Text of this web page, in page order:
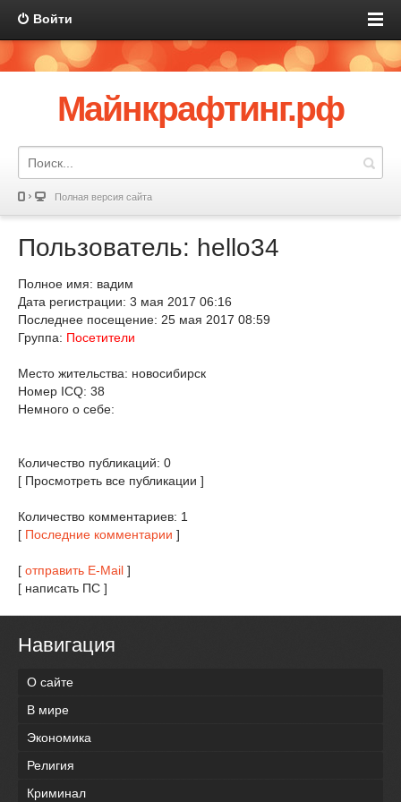
Войти
Майнкрафтинг.рф
Полная версия сайта
Пользователь: hello34
Полное имя: вадим
Дата регистрации: 3 мая 2017 06:16
Последнее посещение: 25 мая 2017 08:59
Группа: Посетители
Место жительства: новосибирск
Номер ICQ: 38
Немного о себе:
Количество публикаций: 0
[ Просмотреть все публикации ]
Количество комментариев: 1
[ Последние комментарии ]
[ отправить E-Mail ]
[ написать ПС ]
Навигация
О сайте
В мире
Экономика
Религия
Криминал